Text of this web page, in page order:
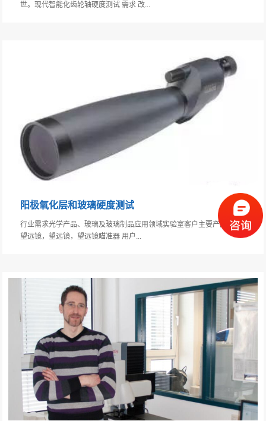
世。现代智能化齿轮轴硬度测试 需求 改...
阳极氧化层和玻璃硬度测试
行业需求光学产品、玻璃及玻璃制品应用领域实验室客户主要产品： 双筒
望远镜，望远镜，望远镜瞄准器 用户...